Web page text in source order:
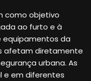
como objetivo
ao furto e à
equipamentos da
afetam diretamente
urbana. As
e em diferentes